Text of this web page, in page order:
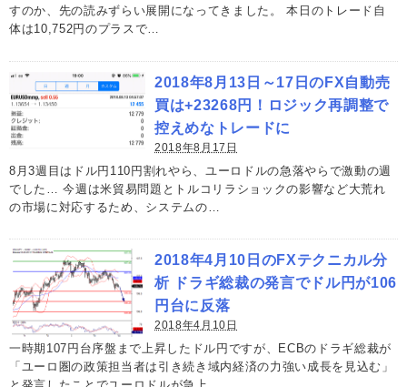
すのか、先の読みずらい展開になってきました。 本日のトレード自
体は10,752円のプラスで…
2018年8月13日～17日のFX自動売
買は+23268円！ロジック再調整で
控えめなトレードに
2018年8月17日
8月3週目はドル円110円割れやら、ユーロドルの急落やらで激動の週
でした… 今週は米貿易問題とトルコリラショックの影響など大荒れ
の市場に対応するため、システムの…
2018年4月10日のFXテクニカル分
析 ドラギ総裁の発言でドル円が106
円台に反落
2018年4月10日
一時期107円台序盤まで上昇したドル円ですが、ECBのドラギ総裁が
「ユーロ圏の政策担当者は引き続き域内経済の力強い成長を見込む」